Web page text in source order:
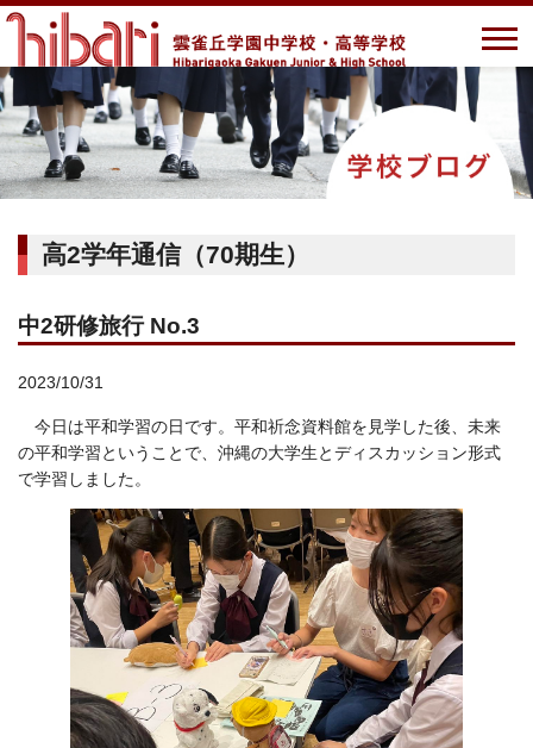
高2学年通信（70期生）
中2研修旅行 No.3
2023/10/31
今日は平和学習の日です。平和祈念資料館を見学した後、未来
の平和学習ということで、沖縄の大学生とディスカッション形式
で学習しました。